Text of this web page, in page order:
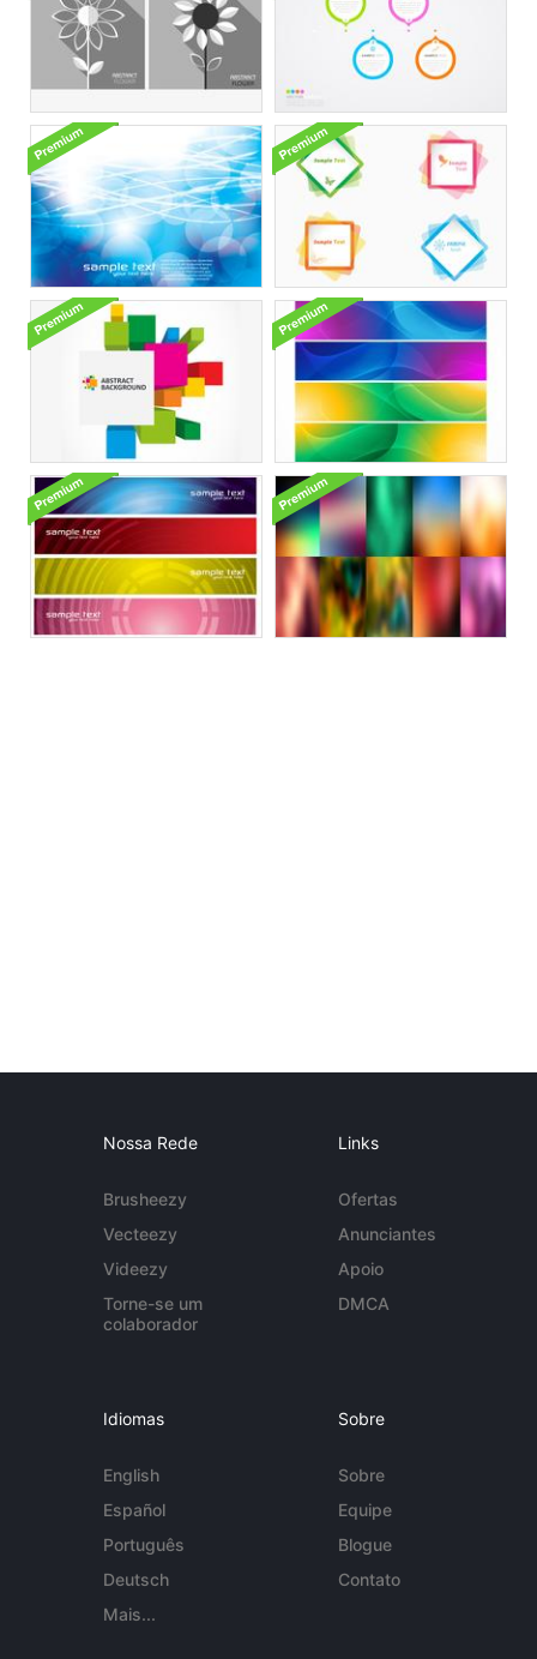
Nossa Rede
Brusheezy
Vecteezy
Videezy
Torne-se um
colaborador
Links
Ofertas
Anunciantes
Apoio
DMCA
Idiomas
English
Español
Português
Deutsch
Mais...
Sobre
Sobre
Equipe
Blogue
Contato